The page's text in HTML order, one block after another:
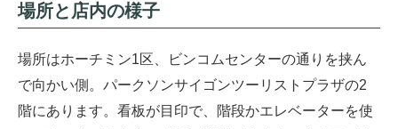
場所と店内の様子
場所はホーチミン1区、ビンコムセンターの通りを挟ん
で向かい側。パークソンサイゴンツーリストプラザの2
階にあります。看板が目印で、階段かエレベーターを使